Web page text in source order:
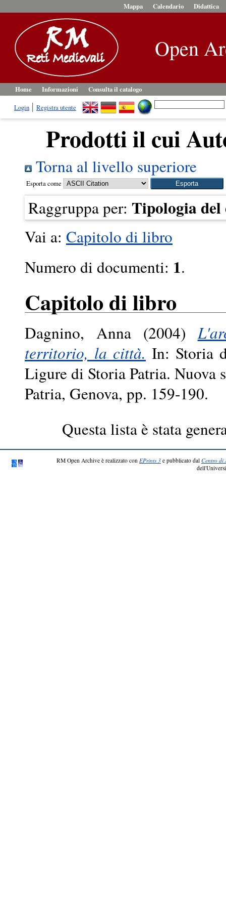
Mappa Calendario Didattica
Open
Home Informazioni
Consulta il catalogo
Login
Registra utente
Prodotti il cui
Torna al livello superiore
Esporta come
Raggruppa per: Tipologia del
Vai a: Capitolo di libro
Numero di documenti: 1.
Capitolo di libro
Dagnino, Anna(2004)
territorio, la città. In: Storia
Ligure di Storia Patria. Nuova
Patria, Genova, pp. 159-190.
Questa lista è stata
RM Open Archive è realizzato con EPrints 3 e pubblicato dal Centro di